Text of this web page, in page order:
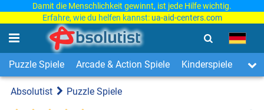
Damit die Menschlichkeit gewinnt, ist jede Hilfe wichtig.
Erfahre, wie du helfen kannst: ua-aid-centers.com
Puzzle Spiele Arcade & Action Spiele Kinderspiele 3-
Absolutist Puzzle Spiele